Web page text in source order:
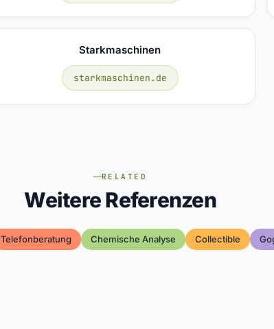
Starkmaschinen
starkmaschinen.de
RELATED
Weitere Referenzen
Telefonberatung Chemische Analyse Collectible